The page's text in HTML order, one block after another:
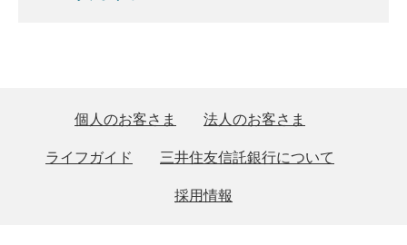
個人のお客さま
法人のお客さま
ライフガイド
三井住友信託銀行について
採用情報